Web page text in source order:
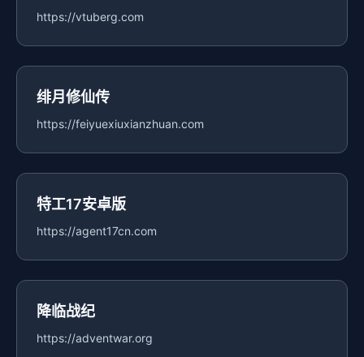
https://vtuberg.com
绯月修仙传
https://feiyuexiuxianzhuan.com
特工17安卓版
https://agent17cn.com
降临战纪
https://adventwar.org